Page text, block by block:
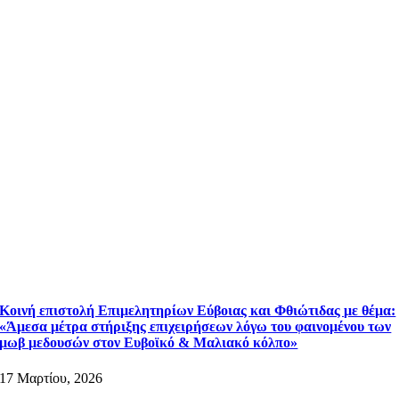
Κοινή επιστολή Επιμελητηρίων Εύβοιας και Φθιώτιδας με θέμα:
«Άμεσα μέτρα στήριξης επιχειρήσεων λόγω του φαινομένου των
μωβ μεδουσών στον Ευβοϊκό & Μαλιακό κόλπο»
17 Μαρτίου, 2026